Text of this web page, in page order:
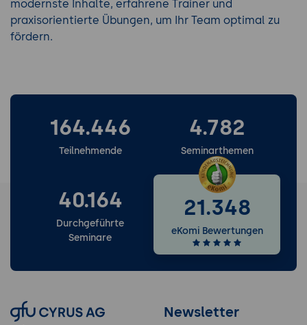
modernste Inhalte, erfahrene Trainer und
praxisorientierte Übungen, um Ihr Team optimal zu
fördern.
164.446
Teilnehmende
4.782
Seminarthemen
40.164
Durchgeführte
Seminare
21.348
eKomi Bewertungen
Newsletter